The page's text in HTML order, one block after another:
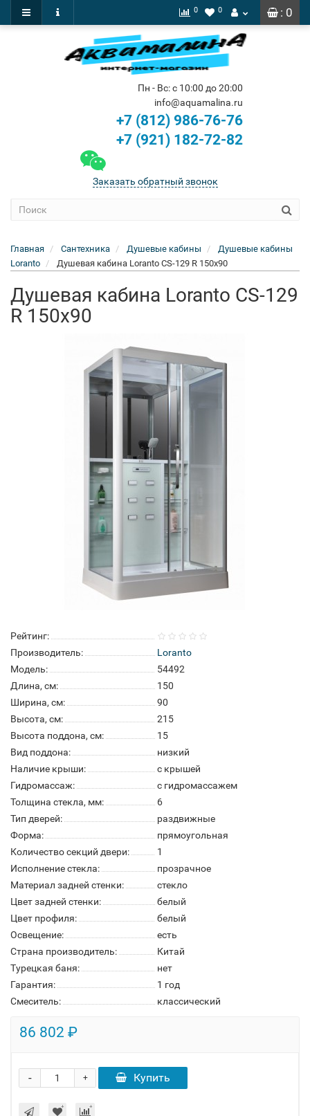
: 0
0 0
Пн - Вс: с 10:00 до 20:00
info@aquamalina.ru
+7 (812) 986-76-76
+7 (921) 182-72-82
Заказать обратный звонок
Главная Сантехника Душевые кабины
Душевые кабины
Loranto
Душевая кабина Loranto CS-129 R 150x90
Душевая кабина Loranto CS-129
R 150x90
Рейтинг:
Производитель:
Loranto
Модель:
54492
Длина, см:
150
Ширина, см:
90
Высота, см:
215
Высота поддона, см:
15
Вид поддона:
низкий
Наличие крыши:
с крышей
Гидромассаж:
с гидромассажем
Толщина стекла, мм:
6
Тип дверей:
раздвижные
Форма:
прямоугольная
Количество секций двери:
1
Исполнение стекла:
прозрачное
Материал задней стенки:
стекло
Цвет задней стенки:
белый
Цвет профиля:
белый
Освещение:
есть
Страна производитель:
Китай
Турецкая баня:
нет
Гарантия:
1 год
Смеситель:
классический
86 802 ₽
+
- Купить